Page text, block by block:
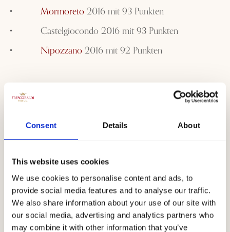
Consent Details About
This website uses cookies
We use cookies to personalise content and ads, to
provide social media features and to analyse our traffic.
We also share information about your use of our site with
our social media, advertising and analytics partners who
may combine it with other information that you’ve
•Mormoreto2016 mit 93 Punkten
•Castelgiocondo 2016 mit 93 Punkten
• Nipozzano2016 mit 92 Punkten